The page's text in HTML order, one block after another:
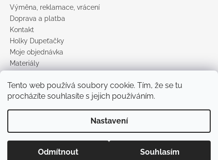
Tento web používá soubory cookie. Tím, že se tu
procházíte souhlasíte s jejich používáním.
Nastavení
Odmítnout Souhlasím
Výměna, reklamace, vrácení
Doprava a platba
Kontakt
Holky Dupeťačky
Moje objednávka
Materiály
Podmínky ochrany osobních údajů
Prodávané značky
Copyright 2026DUPETO. Všechna práva vyhrazena.Upravit